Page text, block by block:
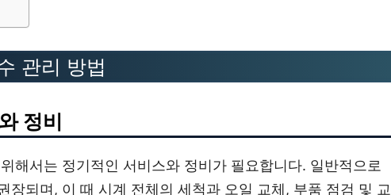
관리 방법
정비
해서는 정기적인 서비스와 정비가 필요합니다. 일반적으로
장되며, 이 때 시계 전체의 세척과 오일 교체, 부품 점검 및 교